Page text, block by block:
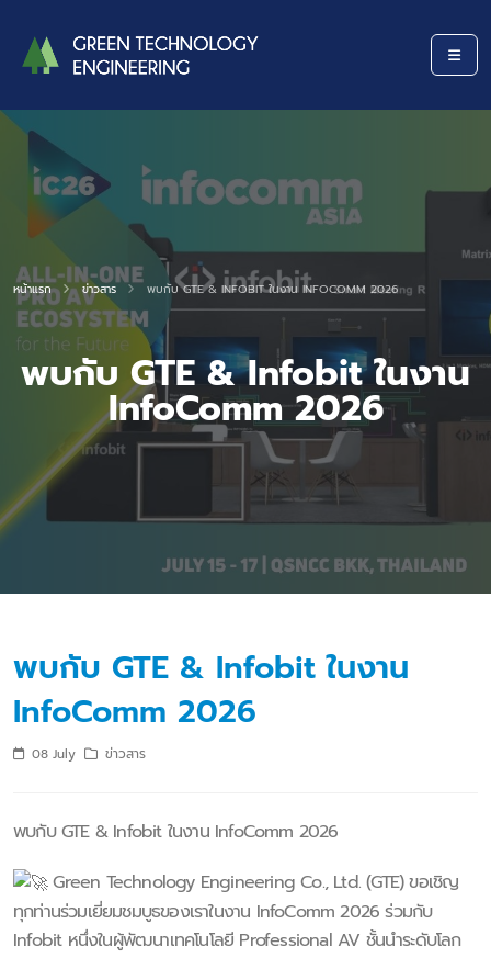
พบกับ GTE & Infobit ในงาน
InfoComm 2026
หน้าแรก ข่าวสาร พบกับ GTE & INFOBIT ในงาน INFOCOMM 2026
พบกับ GTE & Infobit ในงาน
InfoComm 2026
08 July ข่าวสาร
พบกับ GTE & Infobit ในงาน InfoComm 2026
Green Technology Engineering Co., Ltd. (GTE) ขอเชิญ
ทุกท่านร่วมเยี่ยมชมบูธของเราในงาน InfoComm 2026 ร่วมกับ
Infobit หนึ่งในผู้พัฒนาเทคโนโลยี Professional AV ชั้นนำระดับโลก